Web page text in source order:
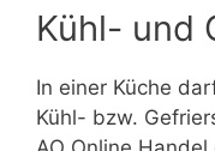
Kühl- und
In einer Küche
Kühl- bzw.